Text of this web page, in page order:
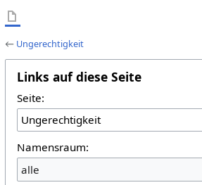
← Ungerechtigkeit
Links auf diese Seite
Seite:
Namensraum:
alle